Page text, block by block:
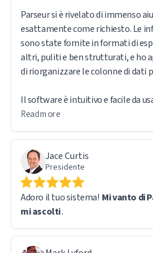
Parseur si è rivelato di immenso
esattamente come richiesto. Le
sono state fornite in formati di
altri, puliti e ben strutturati, e ho
di riorganizzare le colonne di dati
Il software è intuitivo e facile da
caratteristica che ho trovato
file originale rimane accessibile
URL diretto nel report esportato,
consultazione dei documenti di
Gestendo un volume di dati così
alcune difficoltà tecniche.
Parseur è stato rapido e reattivo.
parte dei problemi derivava dal
Read more
Jace Curtis
Presidente
Adoro il tuo sistema! Mi vanto di
mi ascolti.